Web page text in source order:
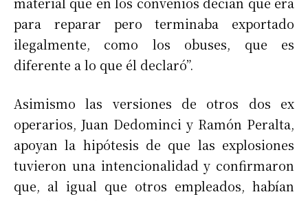
para reparar pero terminaba exportado
ilegalmente, como los obuses, que es
diferente a lo que él declaró”.
Asimismo las versiones de otros dos ex
operarios, Juan Dedominci y Ramón Peralta,
apoyan la hipótesis de que las explosiones
tuvieron una intencionalidad y confirmaron
que, al igual que otros empleados, habían